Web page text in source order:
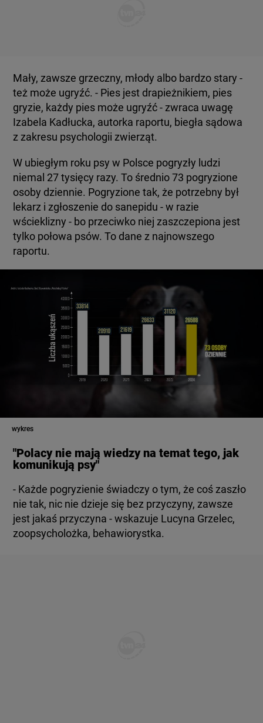
Mały, zawsze grzeczny, młody albo bardzo stary -
też może ugryźć. - Pies jest drapieżnikiem, pies
gryzie, każdy pies może ugryźć - zwraca uwagę
Izabela Kadłucka, autorka raportu, biegła sądowa
z zakresu psychologii zwierząt.
W ubiegłym roku psy w Polsce pogryzły ludzi
niemal 27 tysięcy razy. To średnio 73 pogryzione
osoby dziennie. Pogryzione tak, że potrzebny był
lekarz i zgłoszenie do sanepidu - w razie
wścieklizny - bo przeciwko niej zaszczepiona jest
tylko połowa psów. To dane z najnowszego
raportu.
wykres
"Polacy nie mają wiedzy na temat tego, jak
komunikują psy"
- Każde pogryzienie świadczy o tym, że coś zaszło
nie tak, nic nie dzieje się bez przyczyny, zawsze
jest jakaś przyczyna - wskazuje Lucyna Grzelec,
zoopsycholożka, behawiorystka.